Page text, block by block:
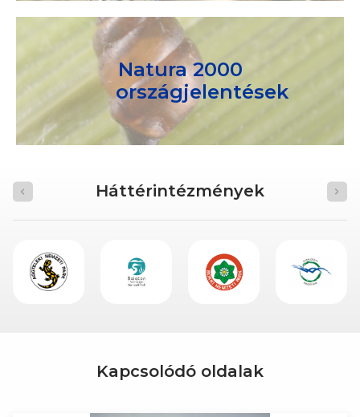
Natura 2000
országjelentések
Háttérintézmények
Kapcsolódó oldalak